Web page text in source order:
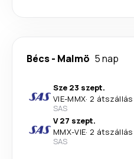
Bécs- Malmö 5 nap
Sze 23 szept.
VIE-MMX· 2 átszállás
SAS
V 27 szept.
MMX-VIE· 2 átszállás
SAS